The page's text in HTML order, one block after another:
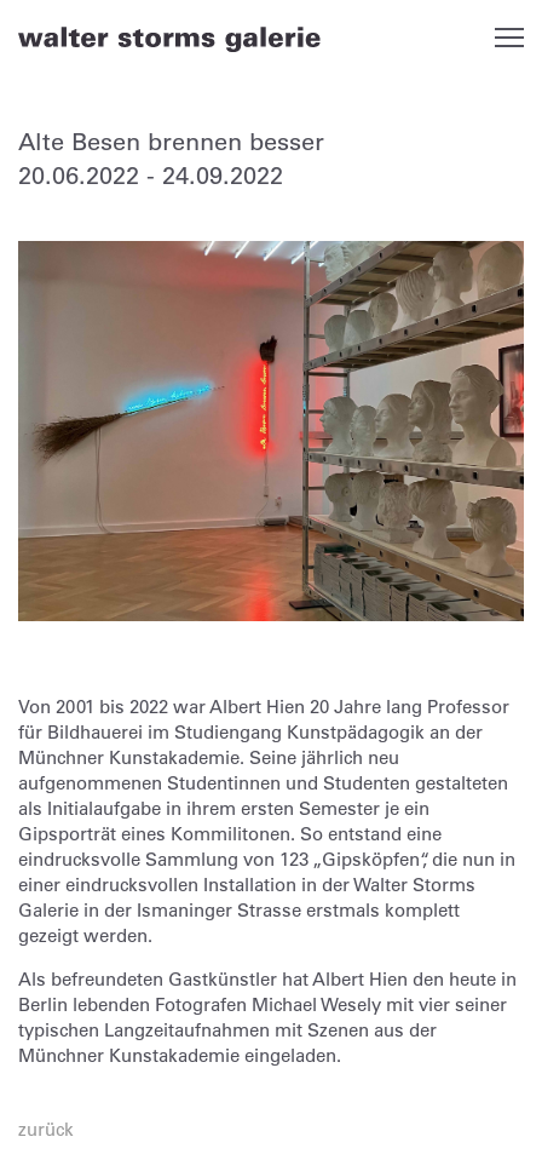
Alte Besen brennen besser
20.06.2022 - 24.09.2022
Von 2001 bis 2022 war Albert Hien 20 Jahre lang Professor
für Bildhauerei im Studiengang Kunstpädagogik an der
Münchner Kunstakademie. Seine jährlich neu
aufgenommenen Studentinnen und Studenten gestalteten
als Initialaufgabe in ihrem ersten Semester je ein
Gipsporträt eines Kommilitonen. So entstand eine
eindrucksvolle Sammlung von 123 „Gipsköpfen“, die nun in
einer eindrucksvollen Installation in der Walter Storms
Galerie in der Ismaninger Strasse erstmals komplett
gezeigt werden.
Als befreundeten Gastkünstler hat Albert Hien den heute in
Berlin lebenden Fotografen Michael Wesely mit vier seiner
typischen Langzeitaufnahmen mit Szenen aus der
Münchner Kunstakademie eingeladen.
zurück